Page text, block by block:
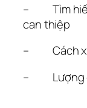
– Tìm hiểu
can thiệp
– Cách
– Lượng